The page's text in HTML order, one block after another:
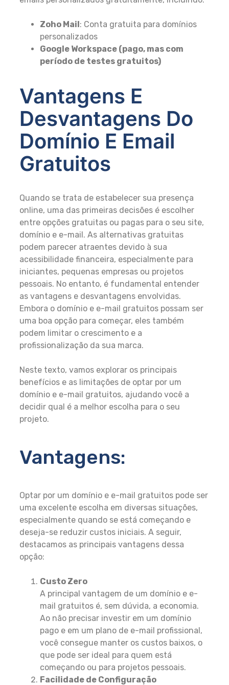
Zoho Mail : Conta gratuita para domínios
personalizados
Google Workspace (pago, mas com
período de testes gratuitos)
Vantagens E
Desvantagens Do
Domínio E Email
Gratuitos
Quando se trata de estabelecer sua presença
online, uma das primeiras decisões é escolher
entre opções gratuitas ou pagas para o seu site,
domínio e e-mail. As alternativas gratuitas
podem parecer atraentes devido à sua
acessibilidade financeira, especialmente para
iniciantes, pequenas empresas ou projetos
pessoais. No entanto, é fundamental entender
as vantagens e desvantagens envolvidas.
Embora o domínio e e-mail gratuitos possam ser
uma boa opção para começar, eles também
podem limitar o crescimento e a
profissionalização da sua marca.
Neste texto, vamos explorar os principais
benefícios e as limitações de optar por um
domínio e e-mail gratuitos, ajudando você a
decidir qual é a melhor escolha para o seu
projeto.
Vantagens:
Optar por um domínio e e-mail gratuitos pode ser
uma excelente escolha em diversas situações,
especialmente quando se está começando e
deseja-se reduzir custos iniciais. A seguir,
destacamos as principais vantagens dessa
opção:
Custo Zero
A principal vantagem de um domínio e e-
mail gratuitos é, sem dúvida, a economia.
Ao não precisar investir em um domínio
pago e em um plano de e-mail profissional,
você consegue manter os custos baixos, o
que pode ser ideal para quem está
começando ou para projetos pessoais.
Facilidade de Configuração